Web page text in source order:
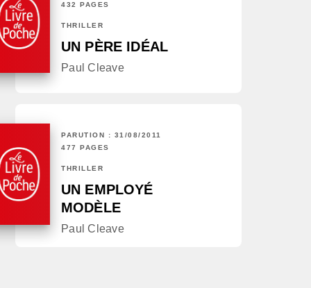
432 PAGES
THRILLER
UN PÈRE IDÉAL
Paul Cleave
PARUTION : 31/08/2011
477 PAGES
THRILLER
UN EMPLOYÉ
MODÈLE
Paul Cleave